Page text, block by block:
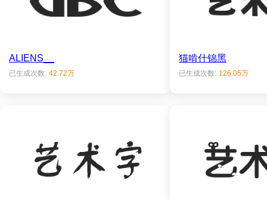
ALIENS__
已生成次数: 42.72万
猫啃什锦黑
已生成次数: 126.05万